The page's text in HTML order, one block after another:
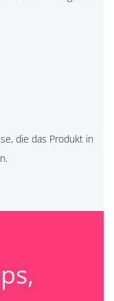
die das Produkt in